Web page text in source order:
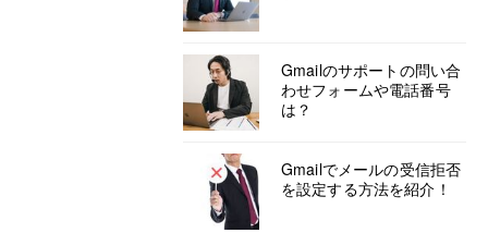
Gmailのサポートの問い合
わせフォームや電話番号
は？
Gmailでメールの受信拒否
を設定する方法を紹介！